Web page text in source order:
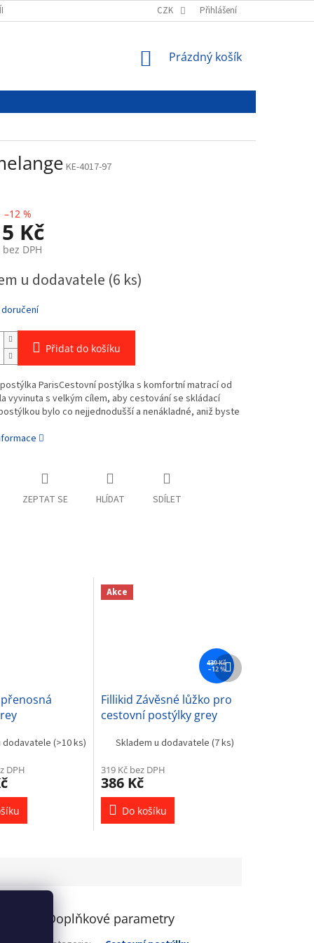
PODMÍNKY OCHRANY OSOBNÍCH ÚDAJŮ
CZK Přihlášení
NÁKUPNÍ
Prázdný košík
KE-4017-97
–12 %
Kč
DPH
u dodavatele (6 ks)
Přidat do košíku
ParisCestovní postýlka s komfortní matrací od
vyvinuta s velkým cílem, aby cestování se skládací
​​bylo co nejjednodušší a nenákladné, aniž byste
ZEPTAT SE HLÍDAT SDÍLET
dodavatele(>10 ks)
DPH
Akce
439 Kč
–12 %
Fillikid Závěsné lůžko pro
cestovní postýlky grey
Skladem u dodavatele (7 ks)
319 Kč bez DPH
386 Kč
Do košíku
Další
produkt
Doplňkové parametry